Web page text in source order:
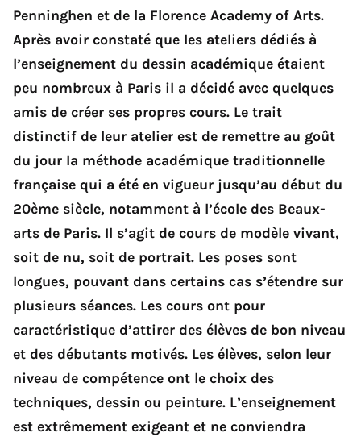
Penninghen et de la Florence Academy of Arts.
Après avoir constaté que les ateliers dédiés à
l’enseignement du dessin académique étaient
peu nombreux à Paris il a décidé avec quelques
amis de créer ses propres cours. Le trait
distinctif de leur atelier est de remettre au goût
du jour la méthode académique traditionnelle
française qui a été en vigueur jusqu’au début du
20ème siècle, notamment à l’école des Beaux-
arts de Paris. Il s’agit de cours de modèle vivant,
soit de nu, soit de portrait. Les poses sont
longues, pouvant dans certains cas s’étendre sur
plusieurs séances. Les cours ont pour
caractéristique d’attirer des élèves de bon niveau
et des débutants motivés. Les élèves, selon leur
niveau de compétence ont le choix des
techniques, dessin ou peinture. L’enseignement
est extrêmement exigeant et ne conviendra